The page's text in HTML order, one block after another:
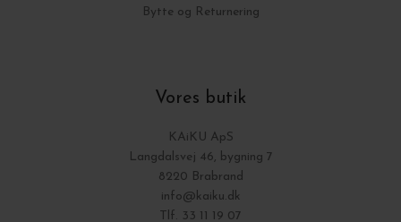
Bytte og Returnering
Vores butik
KAiKU ApS
Langdalsvej 46, bygning 7
8220 Brabrand
info@kaiku.dk
Tlf. 33 11 19 07